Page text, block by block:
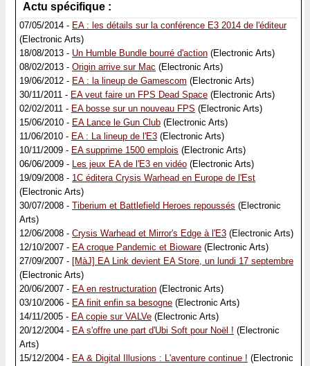
Actu spécifique :
07/05/2014 - EA : les détails sur la conférence E3 2014 de l'éditeur
(Electronic Arts)
18/08/2013 - Un Humble Bundle bourré d'action (Electronic Arts)
08/02/2013 - Origin arrive sur Mac (Electronic Arts)
19/06/2012 - EA : la lineup de Gamescom (Electronic Arts)
30/11/2011 - EA veut faire un FPS Dead Space (Electronic Arts)
02/02/2011 - EA bosse sur un nouveau FPS (Electronic Arts)
15/06/2010 - EA Lance le Gun Club (Electronic Arts)
11/06/2010 - EA : La lineup de l'E3 (Electronic Arts)
10/11/2009 - EA supprime 1500 emplois (Electronic Arts)
06/06/2009 - Les jeux EA de l'E3 en vidéo (Electronic Arts)
19/09/2008 - 1C éditera Crysis Warhead en Europe de l'Est
(Electronic Arts)
30/07/2008 - Tiberium et Battlefield Heroes repoussés (Electronic
Arts)
12/06/2008 - Crysis Warhead et Mirror's Edge à l'E3 (Electronic Arts)
12/10/2007 - EA croque Pandemic et Bioware (Electronic Arts)
27/09/2007 - [MàJ] EA Link devient EA Store, un lundi 17 septembre
(Electronic Arts)
20/06/2007 - EA en restructuration (Electronic Arts)
03/10/2006 - EA finit enfin sa besogne (Electronic Arts)
14/11/2005 - EA copie sur VALVe (Electronic Arts)
20/12/2004 - EA s'offre une part d'Ubi Soft pour Noël ! (Electronic
Arts)
15/12/2004 - EA & Digital Illusions : L'aventure continue ! (Electronic